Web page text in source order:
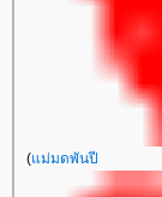
(ม่มดพันปี